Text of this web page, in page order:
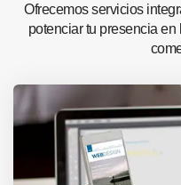
Ofrecemos servicios
potenciar tu presencia